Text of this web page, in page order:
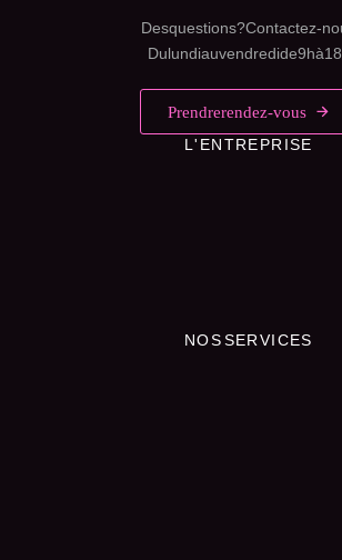
Des questions ? Contactez-
Du lundi au vendredi de 9h à
Prendre rendez-vous
L'ENTREPRISE
NOS SERVICES